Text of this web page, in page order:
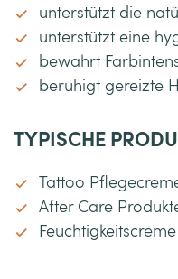
unterstützt die
unterstützt eine
bewahrt
beruhigt gereizte
TYPISCHE
Tattoo
After Care
Feuchtigkeitscreme